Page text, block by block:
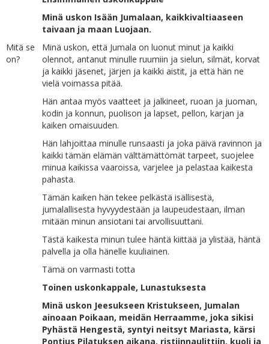
Minä uskon Isään Jumalaan, kaikkivaltiaaseen
taivaan ja maan Luojaan.
Mitä se
on?
Minä uskon, että Jumala on luonut minut ja kaikki
olennot, antanut minulle ruumiin ja sielun, silmät, korvat
ja kaikki jäsenet, järjen ja kaikki aistit, ja että hän ne
vielä voimassa pitää.
Hän antaa myös vaatteet ja jalkineet, ruoan ja juoman,
kodin ja konnun, puolison ja lapset, pellon, karjan ja
kaiken omaisuuden.
Hän lahjoittaa minulle runsaasti ja joka päivä ravinnon ja
kaikki tämän elämän välttämättömät tarpeet, suojelee
minua kaikissa vaaroissa, varjelee ja pelastaa kaikesta
pahasta.
Tämän kaiken hän tekee pelkästä isällisestä,
jumalallisesta hyvyydestään ja laupeudestaan, ilman
mitään minun ansiotani tai arvollisuuttani.
Tästä kaikesta minun tulee häntä kiittää ja ylistää, häntä
palvella ja olla hänelle kuuliainen.
Tämä on varmasti totta
Toinen uskonkappale, Lunastuksesta
Minä uskon Jeesukseen Kristukseen, Jumalan
ainoaan Poikaan, meidän Herraamme, joka sikisi
Pyhästä Hengestä, syntyi neitsyt Mariasta, kärsi
Pontius Pilatuksen aikana, ristiinnaulittiin, kuoli ja